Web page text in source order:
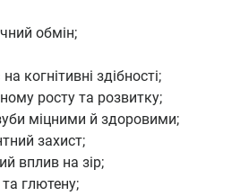
обмін;
когнітивні здібності;
росту та розвитку;
міцними й здоровими;
захист;
вплив на зір;
глютену;